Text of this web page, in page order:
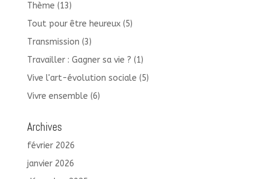
Thème (13)
Tout pour être heureux(5)
Transmission (3)
Travailler : Gagner sa vie ? (1)
Vive l'art-évolution sociale (5)
Vivre ensemble (6)
Archives
février 2026
janvier 2026